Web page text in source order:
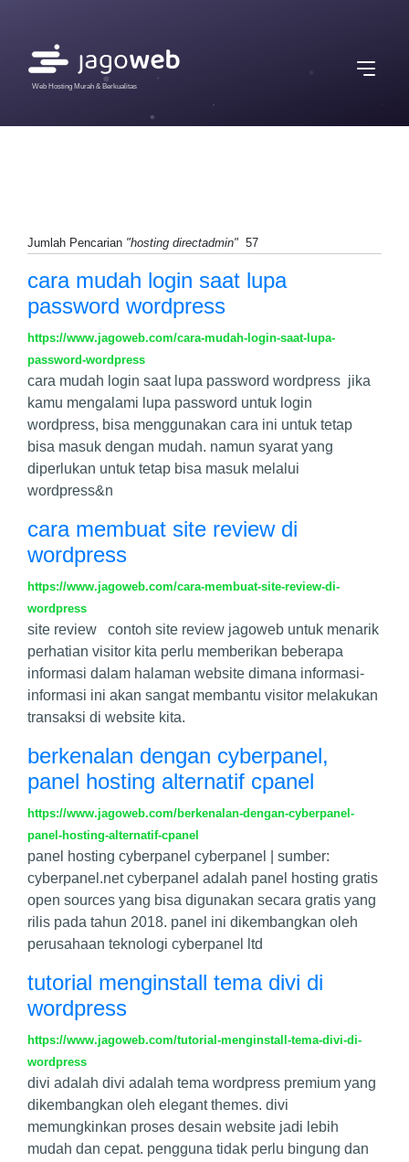
Web Hosting Murah & Berkualitas
Jumlah Pencarian "hosting directadmin" 57
cara mudah login saat lupa
password wordpress
https://www.jagoweb.com/cara-mudah-login-saat-lupa-
password-wordpress
cara mudah login saat lupa password wordpress jika
kamu mengalami lupa password untuk login
wordpress, bisa menggunakan cara ini untuk tetap
bisa masuk dengan mudah. namun syarat yang
diperlukan untuk tetap bisa masuk melalui
wordpress&n
cara membuat site review di
wordpress
https://www.jagoweb.com/cara-membuat-site-review-di-
wordpress
site review contoh site review jagoweb untuk menarik
perhatian visitor kita perlu memberikan beberapa
informasi dalam halaman website dimana informasi-
informasi ini akan sangat membantu visitor melakukan
transaksi di website kita.
berkenalan dengan cyberpanel,
panel hosting alternatif cpanel
https://www.jagoweb.com/berkenalan-dengan-cyberpanel-
panel-hosting-alternatif-cpanel
panel hosting cyberpanel cyberpanel | sumber:
cyberpanel.net cyberpanel adalah panel hosting gratis
open sources yang bisa digunakan secara gratis yang
rilis pada tahun 2018. panel ini dikembangkan oleh
perusahaan teknologi cyberpanel ltd
tutorial menginstall tema divi di
wordpress
https://www.jagoweb.com/tutorial-menginstall-tema-divi-di-
wordpress
divi adalah divi adalah tema wordpress premium yang
dikembangkan oleh elegant themes. divi
memungkinkan proses desain website jadi lebih
mudah dan cepat. pengguna tidak perlu bingung dan